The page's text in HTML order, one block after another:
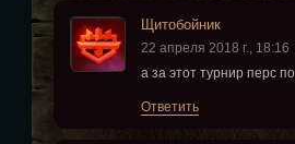
Щитобойник
22 апреля 2018 г., 18:16
а за этот турнир перс
Ответить